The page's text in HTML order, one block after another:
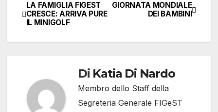
Navigazione
articoli
GIORNATA MONDIALE
DEI BAMBINI
LA FAMIGLIA FIGEST
CRESCE: ARRIVA PURE
IL MINIGOLF
Di Katia Di Nardo
Membro dello Staff della
Segreteria Generale FIGeST